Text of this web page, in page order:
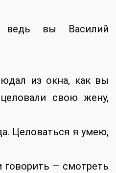
вы Василий
из окна, как вы
свою жену,
Целоваться я умею,
говорить — смотреть